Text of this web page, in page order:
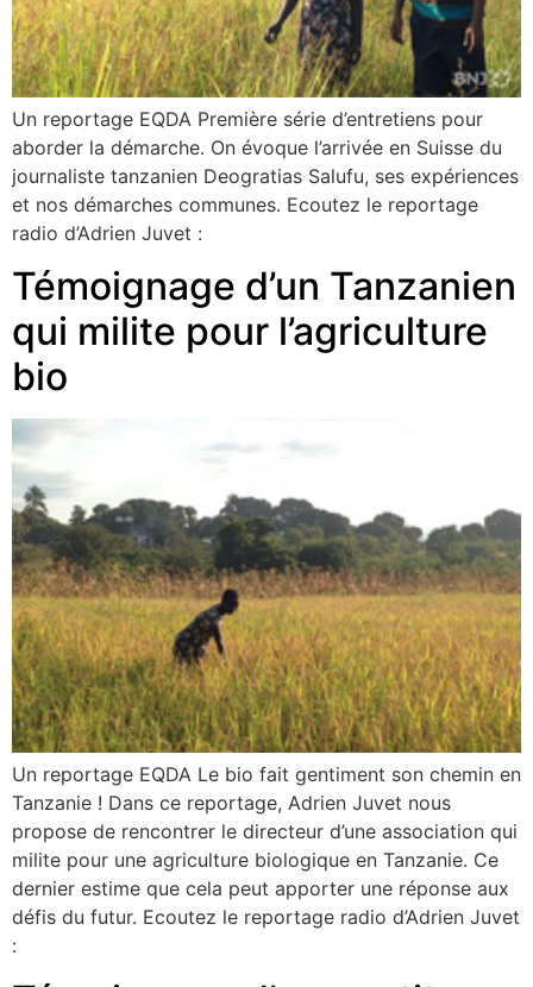
Un reportage EQDA Première série d’entretiens pour
aborder la démarche. On évoque l’arrivée en Suisse du
journaliste tanzanien Deogratias Salufu, ses expériences
et nos démarches communes. Ecoutez le reportage
radio d’Adrien Juvet :
Témoignage d’un Tanzanien
qui milite pour l’agriculture
bio
Un reportage EQDA Le bio fait gentiment son chemin en
Tanzanie ! Dans ce reportage, Adrien Juvet nous
propose de rencontrer le directeur d’une association qui
milite pour une agriculture biologique en Tanzanie. Ce
dernier estime que cela peut apporter une réponse aux
défis du futur. Ecoutez le reportage radio d’Adrien Juvet
: